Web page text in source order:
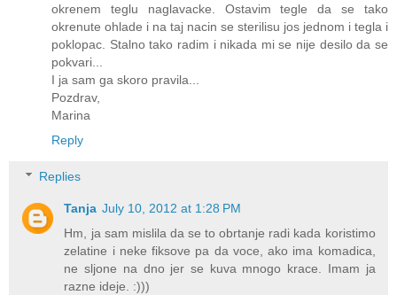
okrenem teglu naglavacke. Ostavim tegle da se tako
okrenute ohlade i na taj nacin se sterilisu jos jednom i tegla i
poklopac. Stalno tako radim i nikada mi se nije desilo da se
pokvari...
I ja sam ga skoro pravila...
Pozdrav,
Marina
Reply
Replies
Tanja July 10, 2012 at 1:28 PM
Hm, ja sam mislila da se to obrtanje radi kada koristimo
zelatine i neke fiksove pa da voce, ako ima komadica,
ne sljone na dno jer se kuva mnogo krace. Imam ja
razne ideje. :)))